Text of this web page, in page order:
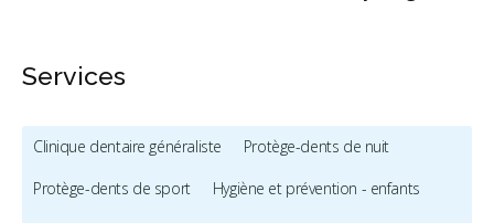
Services
Clinique dentaire généraliste
Protège-dents de nuit
Protège-dents de sport
Hygiène et prévention - enfants